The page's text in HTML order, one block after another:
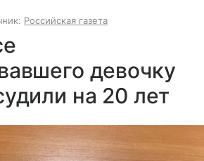
Российская газета
девочку
на 20 лет